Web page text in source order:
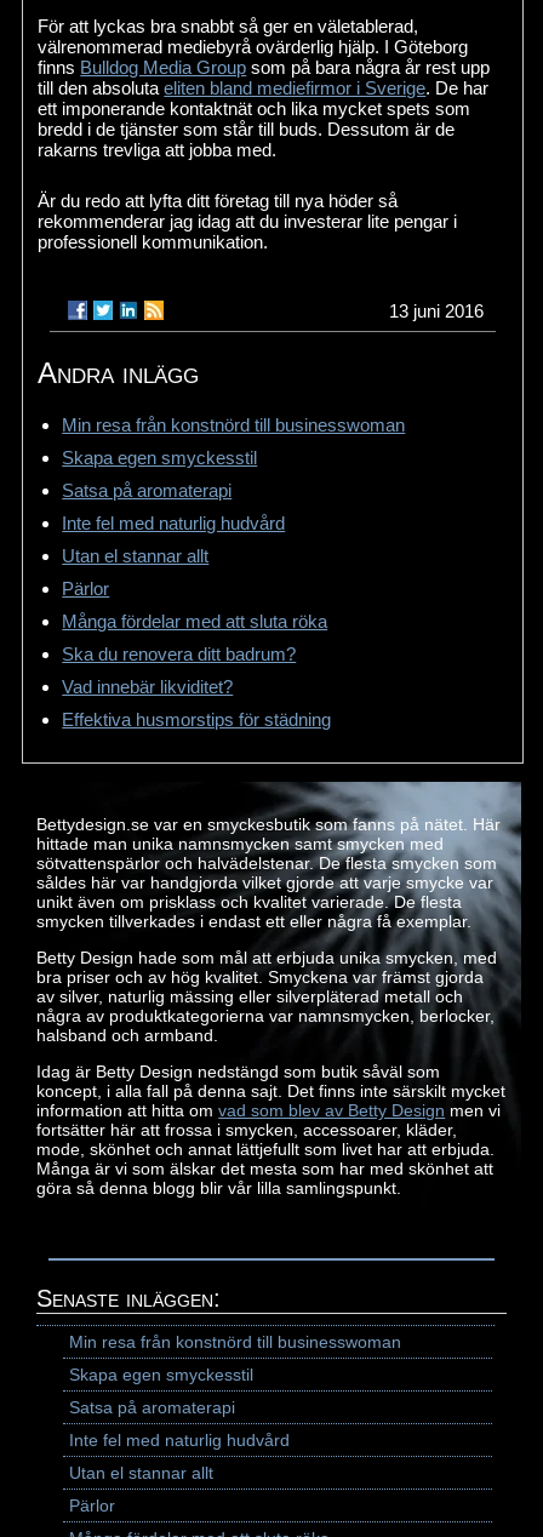
För att lyckas bra snabbt så ger en väletablerad,
välrenommerad mediebyrå ovärderlig hjälp. I Göteborg
finns Bulldog Media Group som på bara några år rest upp
till den absolutaeliten bland mediefirmor i Sverige. De har
ett imponerande kontaktnät och lika mycket spets som
bredd i de tjänster som står till buds. Dessutom är de
rakarns trevliga att jobba med.
Är du redo att lyfta ditt företag till nya höder så
rekommenderar jag idag att du investerar lite pengar i
professionell kommunikation.
13 juni 2016
Andra inlägg
Min resa från konstnörd till businesswoman
Skapa egen smyckesstil
Satsa på aromaterapi
Inte fel med naturlig hudvård
Utan el stannar allt
Pärlor
Många fördelar med att sluta röka
Ska du renovera ditt badrum?
Vad innebär likviditet?
Effektiva husmorstips för städning
Bettydesign.se var en smyckesbutik som fanns på nätet. Här
hittade man unika namnsmycken samt smycken med
sötvattenspärlor och halvädelstenar. De flesta smycken som
såldes här var handgjorda vilket gjorde att varje smycke var
unikt även om prisklass och kvalitet varierade. De flesta
smycken tillverkades i endast ett eller några få exemplar.
Betty Design hade som mål att erbjuda unika smycken, med
bra priser och av hög kvalitet. Smyckena var främst gjorda
av silver, naturlig mässing eller silverpläterad metall och
några av produktkategorierna var namnsmycken, berlocker,
halsband och armband.
Idag är Betty Design nedstängd som butik såväl som
koncept, i alla fall på denna sajt. Det finns inte särskilt mycket
information att hitta omvad som blev av Betty Design men vi
fortsätter här att frossa i smycken, accessoarer, kläder,
mode, skönhet och annat lättjefullt som livet har att erbjuda.
Många är vi som älskar det mesta som har med skönhet att
göra så denna blogg blir vår lilla samlingspunkt.
Senaste inläggen:
Min resa från konstnörd till businesswoman
Skapa egen smyckesstil
Satsa på aromaterapi
Inte fel med naturlig hudvård
Utan el stannar allt
Pärlor